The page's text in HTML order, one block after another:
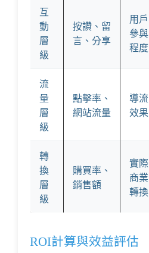
互
動
層
級
按讚、留
言、分享
用戶
參與
程度
流
量
層
級
點擊率、
網站流量
導流
效果
轉
換
層
級
購買率、
銷售額
實際
商業
轉換
ROI計算與效益評估